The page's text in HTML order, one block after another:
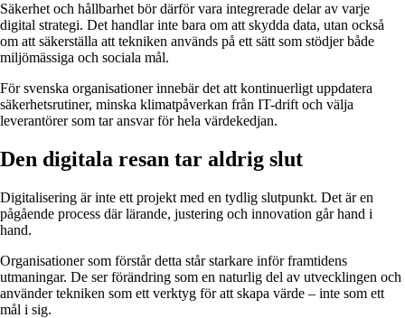
Säkerhet och hållbarhet bör därför vara integrerade delar av varje
digital strategi. Det handlar inte bara om att skydda data, utan också
om att säkerställa att tekniken används på ett sätt som stödjer både
miljömässiga och sociala mål.
För svenska organisationer innebär det att kontinuerligt uppdatera
säkerhetsrutiner, minska klimatpåverkan från IT-drift och välja
leverantörer som tar ansvar för hela värdekedjan.
Den digitala resan tar aldrig slut
Digitalisering är inte ett projekt med en tydlig slutpunkt. Det är en
pågående process där lärande, justering och innovation går hand i
hand.
Organisationer som förstår detta står starkare inför framtidens
utmaningar. De ser förändring som en naturlig del av utvecklingen och
använder tekniken som ett verktyg för att skapa värde – inte som ett
mål i sig.